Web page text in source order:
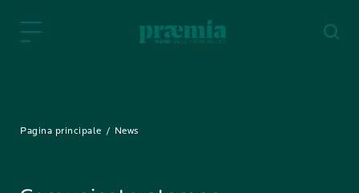
Pagina principale News